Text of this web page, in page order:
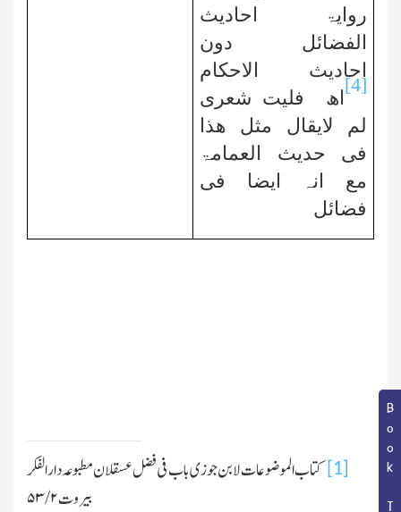
روایۃ احادیث
الفضائل دون
احادیث الاحکام
[4]
اھ فلیت شعری
لم لایقال مثل ھذا
فی حدیث العمامۃ
مع انہ ایضا فی
فضائل
[1]
کتاب الموضوعات لابن جوزی باب فی فضل عسقلان مطبوعہ دارالفکر
بیروت۲/ ۵۳